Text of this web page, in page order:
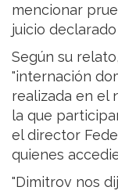
mencionar
juicio
Según su
"internación
realizada en el
la que
el director
quienes
"Dimitrov nos